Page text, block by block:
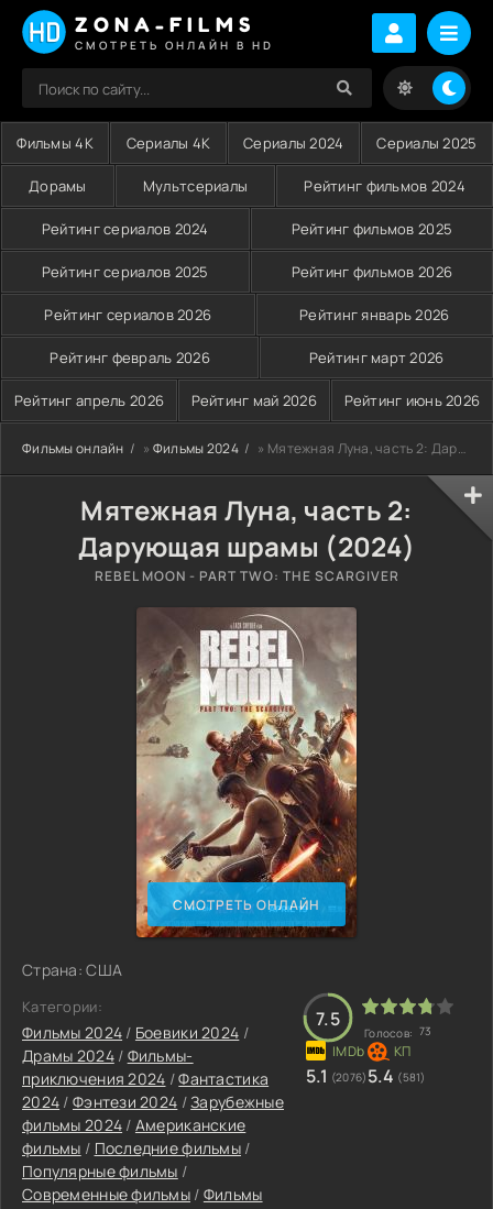
ZONA-FILMS
СМОТРЕТЬ ОНЛАЙН В HD
Фильмы 4K Сериалы 4K Сериалы 2024 Сериалы 2025
Дорамы Мультсериалы Рейтинг фильмов 2024
Рейтинг сериалов 2024 Рейтинг фильмов 2025
Рейтинг сериалов 2025 Рейтинг фильмов 2026
Рейтинг сериалов 2026 Рейтинг январь 2026
Рейтинг февраль 2026 Рейтинг март 2026
Рейтинг апрель 2026 Рейтинг май 2026 Рейтинг июнь 2026
Фильмы онлайн » Фильмы 2024 » Мятежная Луна, часть 2: Дарующая шрамы (2024)
Мятежная Луна, часть 2:
Дарующая шрамы (2024)
REBEL MOON - PART TWO: THE SCARGIVER
СМОТРЕТЬ ОНЛАЙН
Страна: США
Категории:
Фильмы 2024 / Боевики 2024 /
Драмы 2024/ Фильмы-
приключения 2024 /Фантастика
2024 / Фэнтези 2024 /Зарубежные
фильмы 2024 / Американские
фильмы / Последние фильмы /
Популярные фильмы /
Современные фильмы / Фильмы
7.5
Голосов: 73
5.1 (2076) 5.4 (581)